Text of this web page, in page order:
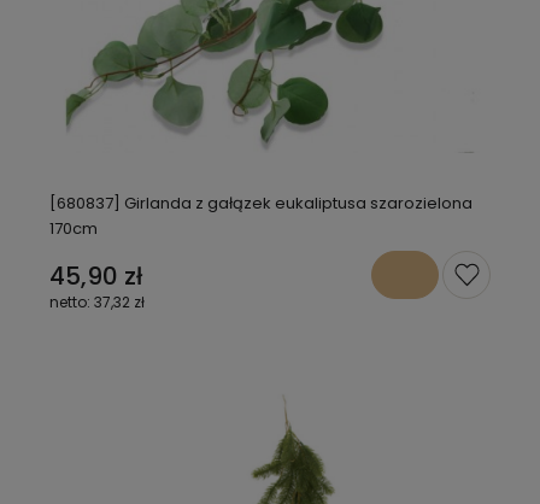
[680837] Girlanda z gałązek eukaliptusa szarozielona
170cm
45,90 zł
37,32 zł